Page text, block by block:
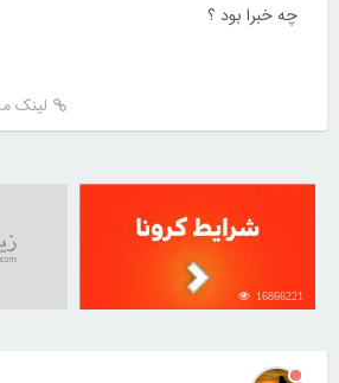
چه خبرا بود ؟
لینک
16866221